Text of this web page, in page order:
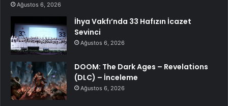
Ağustos 6, 2026
İhya Vakfı’nda 33 Hafızın İcazet
Sevinci
Ağustos 6, 2026
DOOM: The Dark Ages – Revelations
(DLC) – İnceleme
Ağustos 6, 2026